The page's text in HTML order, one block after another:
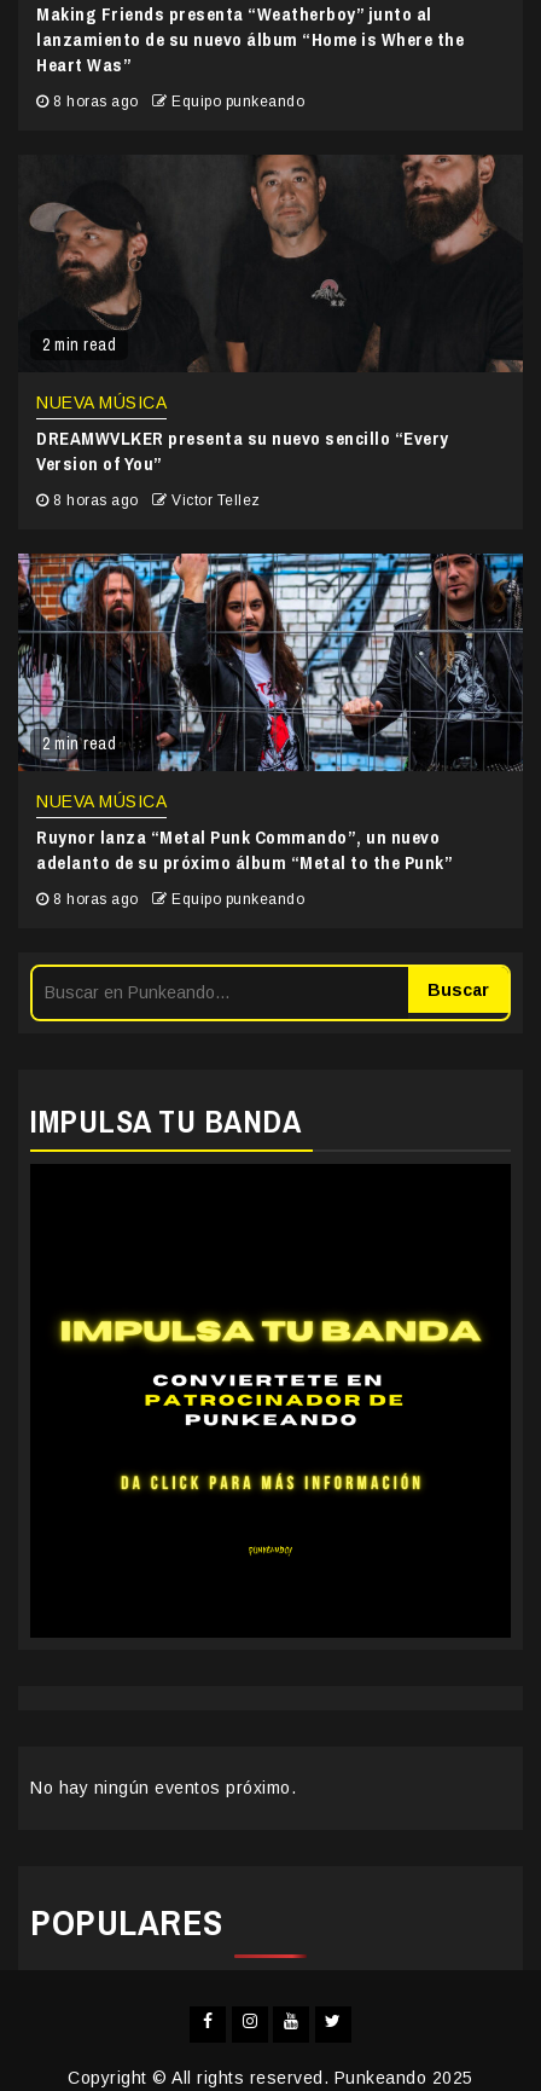
Making Friends presenta “Weatherboy” junto al
lanzamiento de su nuevo álbum “Home is Where the
Heart Was”
8 horas ago Equipo punkeando
2 min read
NUEVA MÚSICA
DREAMWVLKER presenta su nuevo sencillo “Every
Version of You”
8 horas ago Victor Tellez
2 min read
NUEVA MÚSICA
Ruynor lanza “Metal Punk Commando”, un nuevo
adelanto de su próximo álbum “Metal to the Punk”
8 horas ago Equipo punkeando
Buscar
IMPULSA TU BANDA
No hay ningún eventos próximo.
POPULARES
Facebook
Instagram
YouTube
Twitter
Copyright © All rights reserved. Punkeando 2025